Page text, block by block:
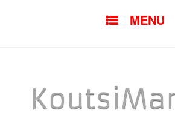
MENU